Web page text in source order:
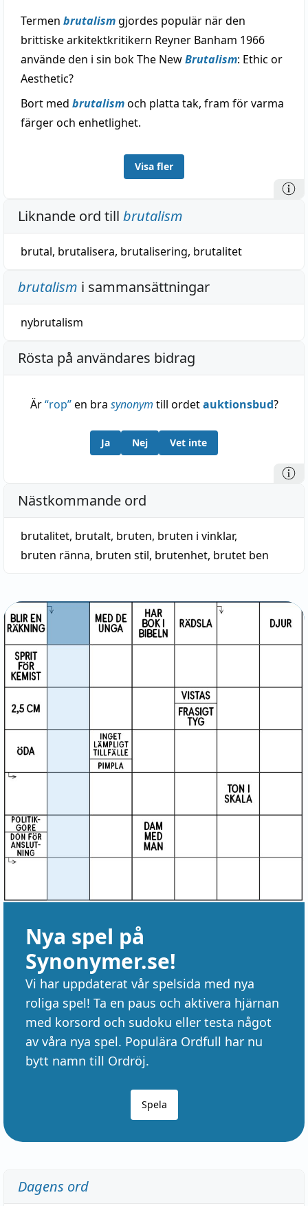
Termen brutalismgjordes populär när den
brittiske arkitektkritikern Reyner Banham 1966
använde den i sin bok The NewBrutalism: Ethic or
Aesthetic?
Bort med brutalismoch platta tak, fram för varma
färger och enhetlighet.
Visa fler
Liknande ord till brutalism
brutal, brutalisera, brutalisering, brutalitet
brutalism i sammansättningar
nybrutalism
Rösta på användares bidrag
Är“rop”en bra synonym till ordetauktionsbud?
Ja Nej Vet inte
Nästkommande ord
brutalitet, brutalt, bruten, bruten i vinklar,
bruten ränna, bruten stil, brutenhet, brutet ben
Nya spel på
Synonymer.se!
Vi har uppdaterat vår spelsida med nya
roliga spel! Ta en paus och aktivera hjärnan
med korsord och sudoku eller testa något
av våra nya spel. Populära Ordfull har nu
bytt namn till Ordröj.
Spela
Dagens ord